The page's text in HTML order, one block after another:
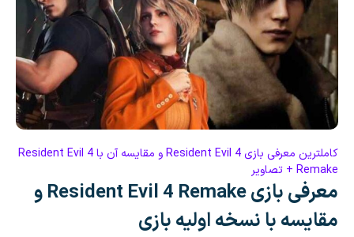
کاملترین معرفی بازی Resident Evil 4 و مقایسه آن با Resident Evil 4
Remake + تصاویر
معرفی بازی Resident Evil 4 Remake و
مقایسه با نسخه اولیه بازی